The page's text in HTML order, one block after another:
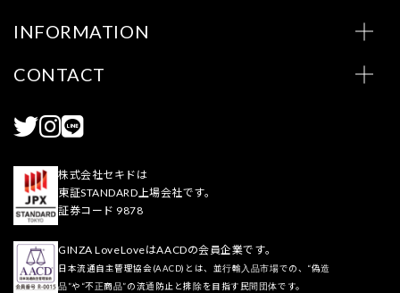
INFORMATION
CONTACT
株式会社セキドは
東証STANDARD上場会社です。
証券コード 9878
GINZA LoveLoveはAACDの会員企業です。
日本流通自主管理協会(AACD)とは、並行輸入品市場での、“偽造
品”や“不正商品”の流通防止と排除を目指す民間団体です。